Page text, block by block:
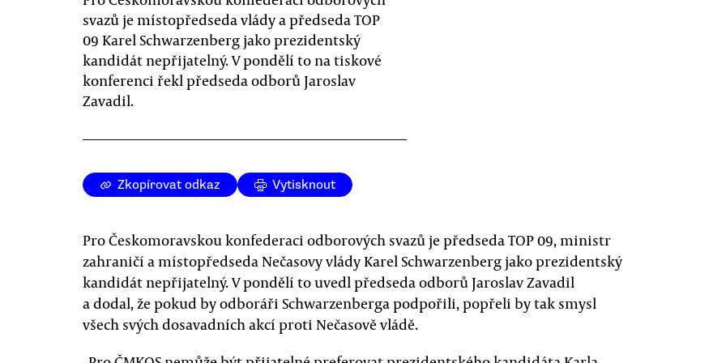
svazů je místopředseda vlády a předseda TOP
09 Karel Schwarzenberg jako prezidentský
kandidát nepřijatelný. V pondělí to na tiskové
konferenci řekl předseda odborů Jaroslav
Zavadil.
Zkopírovat odkaz Vytisknout
Pro Českomoravskou konfederaci odborových svazů je předseda TOP 09, ministr
zahraničí a místopředseda Nečasovy vlády Karel Schwarzenberg jako prezidentský
kandidát nepřijatelný. V pondělí to uvedl předseda odborů Jaroslav Zavadil
a dodal, že pokud by odboráři Schwarzenberga podpořili, popřeli by tak smysl
všech svých dosavadních akcí proti Nečasově vládě.